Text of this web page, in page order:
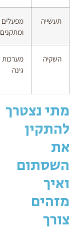
תעשייה
מפעלים
ומתקנים
השקיה
מערכות
גינה
מתי נצטרך
להתקין
את
השסתום
ואיך
מזהים
צורך